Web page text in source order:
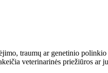
traumų ar genetinio
veterinarinės priežiūros